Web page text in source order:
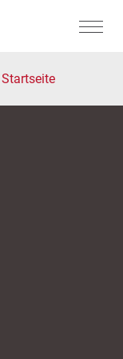
Startseite